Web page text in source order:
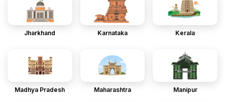
Jharkhand Karnataka Kerala
Madhya Pradesh Maharashtra Manipur